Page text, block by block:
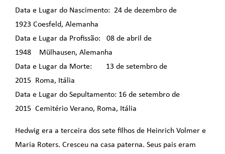
Data e Lugar do Nascimento: 24 de dezembro de
1923 Coesfeld, Alemanha
Data e Lugar da Profissão: 08 de abril de
1948 Mülhausen, Alemanha
Data e Lugar da Morte: 13 de setembro de
2015 Roma, Itália
Data e Lugar do Sepultamento: 16 de setembro de
2015 Cemitério Verano, Roma, Itália
Hedwig era a terceira dos sete filhos de Heinrich Volmer e
Maria Roters. Cresceu na casa paterna. Seus pais eram